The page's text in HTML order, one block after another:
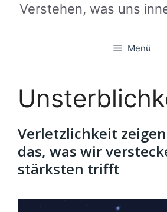
Verstehen, was uns
Menü
Verletzlichkeit
das, was wir
stärksten trifft